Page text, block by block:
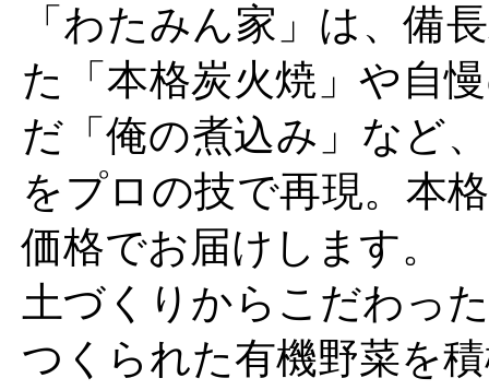
「わたみん家」は、備
た「本格炭火焼」や自
だ「俺の煮込み」など
をプロの技で再現。本
価格でお届けします。
土づくりからこだわっ
つくられた有機野菜を